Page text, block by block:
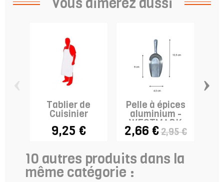
Tablier de
Cuisinier
9,25 €
Pelle à épices
aluminium -
WESTMARK
2,66 €2,95 €
›
10 autres produits dans la
même catégorie :